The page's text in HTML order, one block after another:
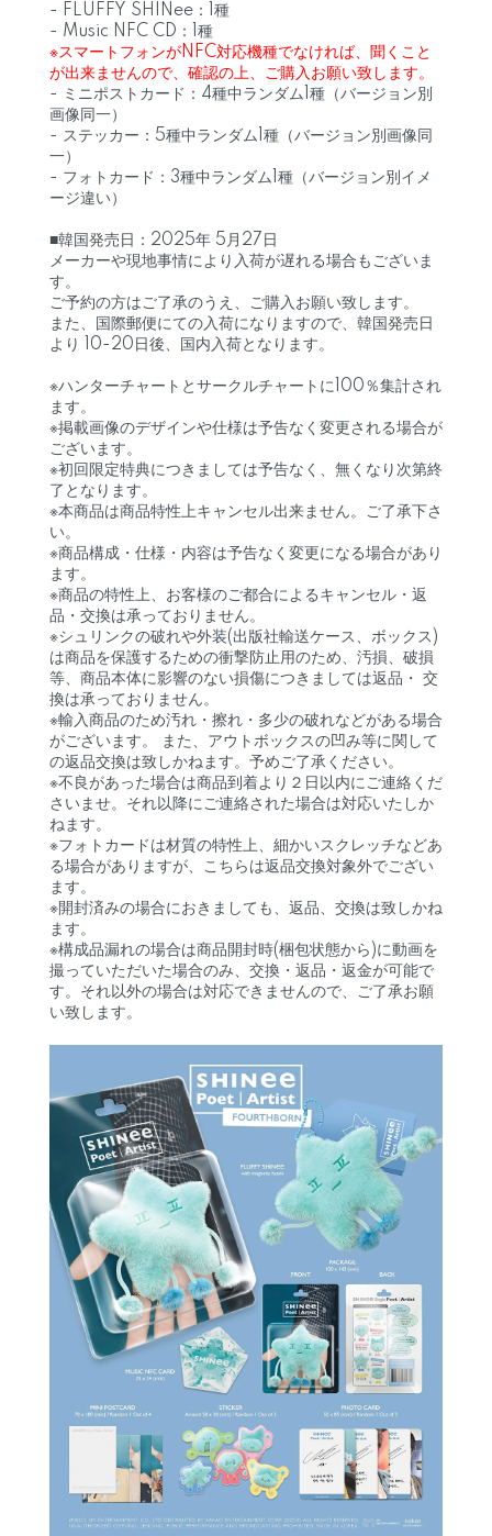
- FLUFFY SHINee：1種
- Music NFC CD：1種
※スマートフォンがNFC対応機種でなければ、聞くこと
が出来ませんので、確認の上、ご購入お願い致します。
- ミニポストカード：4種中ランダム1種（バージョン別
画像同一）
- ステッカー：5種中ランダム1種（バージョン別画像同
一）
- フォトカード：3種中ランダム1種（バージョン別イメ
ージ違い）
■韓国発売日：2025年 5月27日
メーカーや現地事情により入荷が遅れる場合もございま
す。
ご予約の方はご了承のうえ、ご購入お願い致します。
また、国際郵便にての入荷になりますので、韓国発売日
より 10-20日後、国内入荷となります。
※ハンターチャートとサークルチャートに100％集計され
ます。
※掲載画像のデザインや仕様は予告なく変更される場合が
ございます。
※初回限定特典につきましては予告なく、無くなり次第終
了となります。
※本商品は商品特性上キャンセル出来ません。ご了承下さ
い。
※商品構成・仕様・内容は予告なく変更になる場合があり
ます。
※商品の特性上、お客様のご都合によるキャンセル・返
品・交換は承っておりません。
※シュリンクの破れや外装(出版社輸送ケース、ボックス)
は商品を保護するための衝撃防止用のため、汚損、破損
等、商品本体に影響のない損傷につきましては返品・ 交
換は承っておりません。
※輸入商品のため汚れ・擦れ・多少の破れなどがある場合
がございます。 また、アウトボックスの凹み等に関して
の返品交換は致しかねます。予めご了承ください。
※不良があった場合は商品到着より２日以内にご連絡くだ
さいませ。それ以降にご連絡された場合は対応いたしか
ねます。
※フォトカードは材質の特性上、細かいスクレッチなどあ
る場合がありますが、こちらは返品交換対象外でござい
ます。
※開封済みの場合におきましても、返品、交換は致しかね
ます。
※構成品漏れの場合は商品開封時(梱包状態から)に動画を
撮っていただいた場合のみ、交換・返品・返金が可能で
す。それ以外の場合は対応できませんので、ご了承お願
い致します。